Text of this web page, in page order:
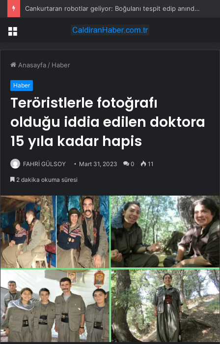
Cankurtaran robotlar geliyor: Boğulanı tespit edip anında kurtarmaya gidecek
Menü
Anasayfa / Haber
Haber
Teröristlerle fotoğrafı
olduğu iddia edilen doktora
15 yıla kadar hapis
FAHRİ GÜLSOY Mart 31, 2023 0 11
2 dakika okuma süresi